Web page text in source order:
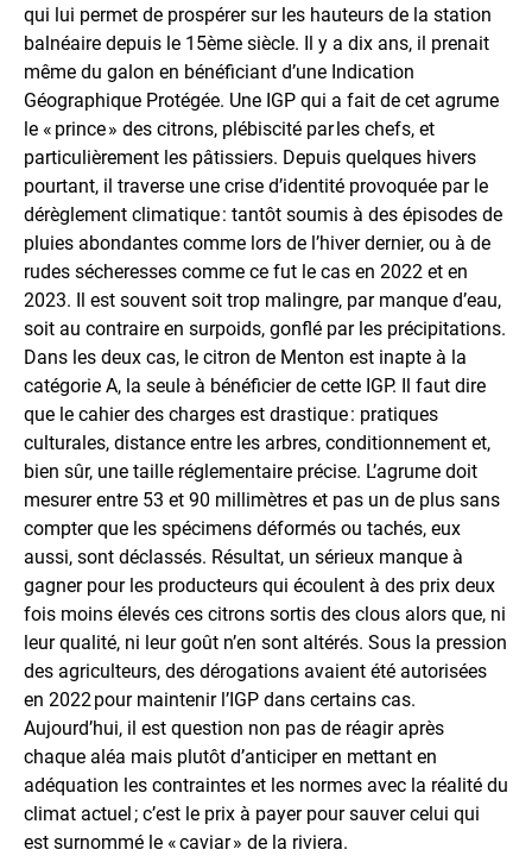
qui lui permet de prospérer sur les hauteurs de la station
balnéaire depuis le 15ème siècle. Il y a dix ans, il prenait
même du galon en bénéficiant d’une Indication
Géographique Protégée. Une IGP qui a fait de cet agrume
le « prince » des citrons, plébiscité par les chefs, et
particulièrement les pâtissiers. Depuis quelques hivers
pourtant, il traverse une crise d’identité provoquée par le
dérèglement climatique : tantôt soumis à des épisodes de
pluies abondantes comme lors de l’hiver dernier, ou à de
rudes sécheresses comme ce fut le cas en 2022 et en
2023. Il est souvent soit trop malingre, par manque d’eau,
soit au contraire en surpoids, gonflé par les précipitations.
Dans les deux cas, le citron de Menton est inapte à la
catégorie A, la seule à bénéficier de cette IGP. Il faut dire
que le cahier des charges est drastique : pratiques
culturales, distance entre les arbres, conditionnement et,
bien sûr, une taille réglementaire précise. L’agrume doit
mesurer entre 53 et 90 millimètres et pas un de plus sans
compter que les spécimens déformés ou tachés, eux
aussi, sont déclassés. Résultat, un sérieux manque à
gagner pour les producteurs qui écoulent à des prix deux
fois moins élevés ces citrons sortis des clous alors que, ni
leur qualité, ni leur goût n’en sont altérés. Sous la pression
des agriculteurs, des dérogations avaient été autorisées
en 2022 pour maintenir l’IGP dans certains cas.
Aujourd’hui, il est question non pas de réagir après
chaque aléa mais plutôt d’anticiper en mettant en
adéquation les contraintes et les normes avec la réalité du
climat actuel ; c’est le prix à payer pour sauver celui qui
est surnommé le « caviar » de la riviera.